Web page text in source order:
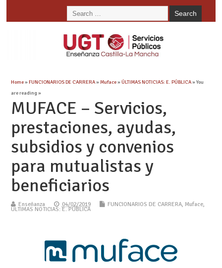
Home»FUNCIONARIOS DE CARRERA»Muface»ÚLTIMAS NOTICIAS: E. PÚBLICA» You
are reading »
MUFACE – Servicios,
prestaciones, ayudas,
subsidios y convenios
para mutualistas y
beneficiarios
Enseñanza 04/02/2019 FUNCIONARIOS DE CARRERA, Muface,
ÚLTIMAS NOTICIAS: E. PÚBLICA